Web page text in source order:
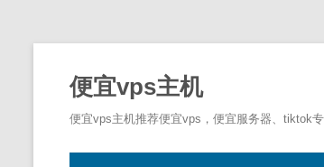
便宜vps主机
便宜vps主机推荐便宜vps，便宜服务器、tiktok